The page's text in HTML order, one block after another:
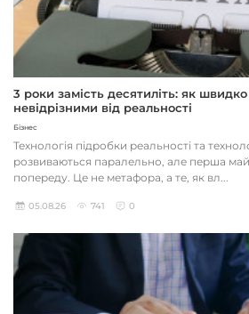
3 роки замість десятиліть: як
невідрізними від реальності
Бізнес
Технологія підробки реальності та
розвиваються паралельно, але перша
попереду. Це не метафора, а те, як вл...
05.08.26 741 0